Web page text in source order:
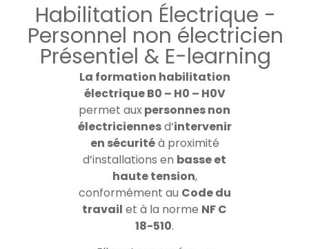
Habilitation Électrique -
Personnel non électricien
Présentiel & E-learning
La formation habilitation
électrique B0 – H0 – H0V
permet auxpersonnes non
électriciennesd’intervenir
en sécuritéà proximité
d’installations en basse et
haute tension,
conformément au Code du
travail et à la norme NF C
18-510.